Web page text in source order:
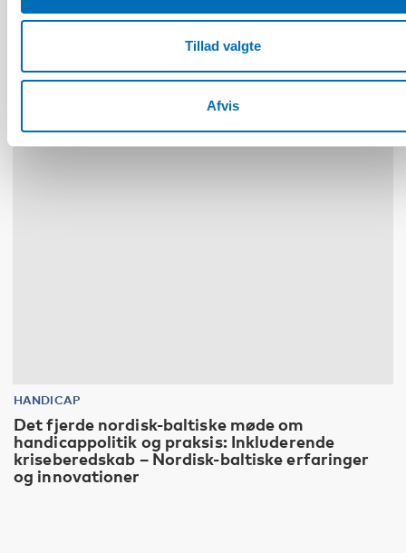
Tillad valgte
Afvis
Nordisk samarbeid om
Funksjonshinderspørsmål – Årsrapport 2025
HANDICAP
Det fjerde nordisk-baltiske møde om
handicappolitik og praksis: Inkluderende
kriseberedskab – Nordisk-baltiske erfaringer
og innovationer